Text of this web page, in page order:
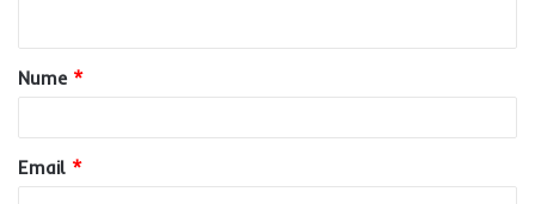
a
r
u
*
Nume *
Email *